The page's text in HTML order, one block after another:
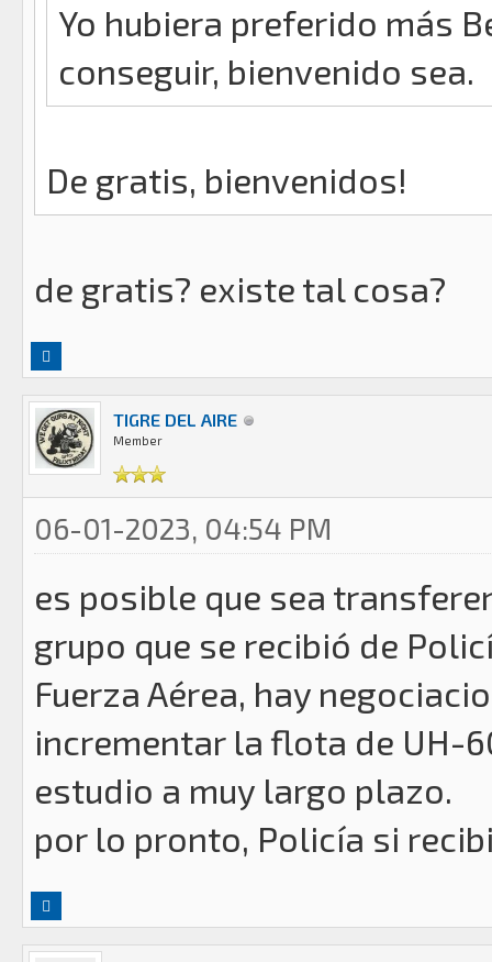
Yo hubiera preferido más
conseguir, bienvenido sea.
De gratis, bienvenidos!
de gratis? existe tal cosa?
TIGRE DEL AIRE
Member
06-01-2023, 04:54 PM
es posible que sea
grupo que se recibió de
Fuerza Aérea, hay
incrementar la flota de UH-
estudio a muy largo plazo.
por lo pronto, Policía si